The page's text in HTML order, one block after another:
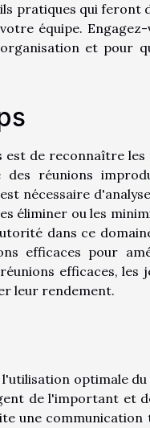
pratiques qui feront
équipe.
et pour
de reconnaître
réunions
nécessaire
éliminer ou les
dans ce
efficaces pour
efficaces, les
leur rendement.
optimale
de l'important et
une